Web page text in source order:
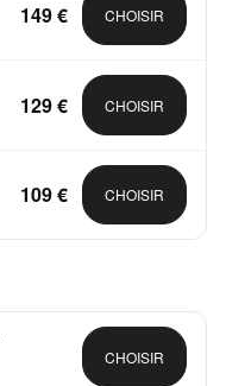
149 € CHOISIR
129 € CHOISIR
109 € CHOISIR
CHOISIR